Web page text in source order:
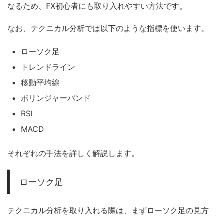
なるため、FX初心者にも取り入れやすい方法です。
なお、テクニカル分析では以下のような指標を使います。
ローソク足
トレンドライン
移動平均線
ボリンジャーバンド
RSI
MACD
それぞれの手法を詳しく解説します。
ローソク足
テクニカル分析を取り入れる際は、まずローソク足の見方